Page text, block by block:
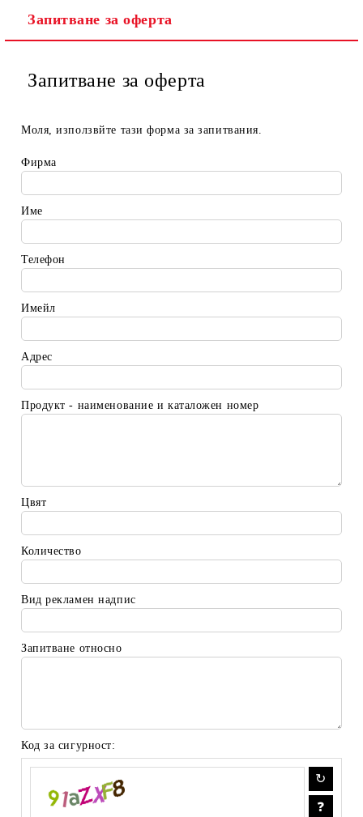
Запитване за оферта
Запитване за оферта
Моля, използвйте тази форма за запитвания.
Фирма
Име
Телефон
Имейл
Адрес
Продукт - наименование и каталожен номер
Цвят
Количество
Вид рекламен надпис
Запитване относно
Код за сигурност: